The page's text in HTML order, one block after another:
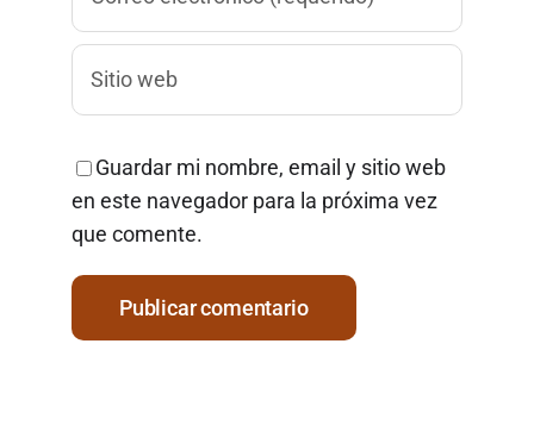
Guardar mi nombre, email y sitio web
en este navegador para la próxima vez
que comente.